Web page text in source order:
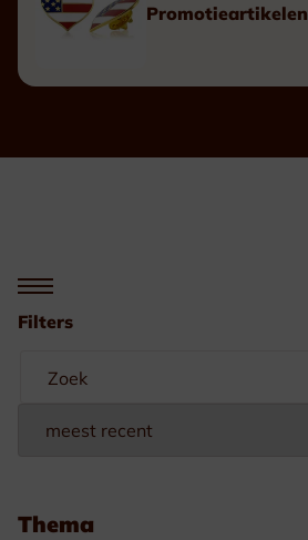
Promotieartikelen
Filters
Thema